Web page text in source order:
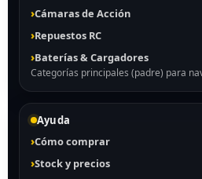
Cámaras de Acción
Repuestos RC
Baterías & Cargadores
Categorías principales (padre) para
Ayuda
Cómo comprar
Stock y precios